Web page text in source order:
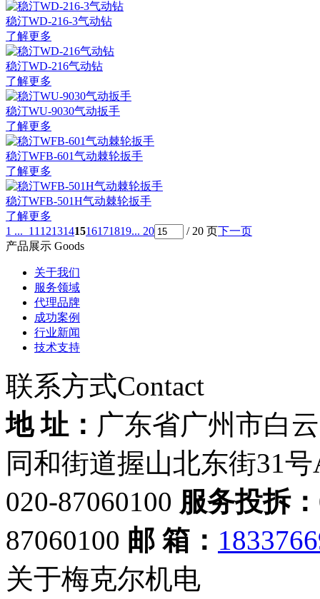
稳汀WD-216-3气动钻
了解更多
稳汀WD-216气动钻
了解更多
稳汀WU-9030气动扳手
了解更多
稳汀WFB-601气动棘轮扳手
了解更多
稳汀WFB-501H气动棘轮扳手
了解更多
1 ... 11 1213141516171819... 20 / 20 页下一页
产品展示 Goods
关于我们
服务领域
代理品牌
成功案例
行业新闻
技术支持
联系方式Contact
地 址： 广东省广州市白
同和街道握山北东街31号
020-87060100 服务投拆：
87060100 邮 箱：
关于梅克尔机电